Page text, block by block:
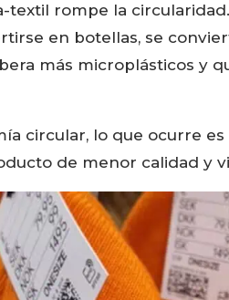
textil rompe la
en botellas, se
más microplásticos y
circular, lo que ocurre es
de menor calidad y